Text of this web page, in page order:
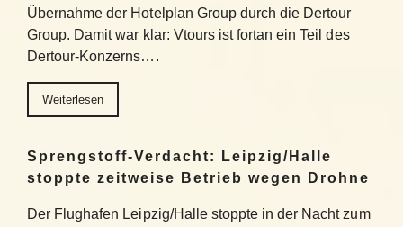
Übernahme der Hotelplan Group durch die Dertour
Group. Damit war klar: Vtours ist fortan ein Teil des
Dertour-Konzerns….
Weiterlesen
Sprengstoff-Verdacht: Leipzig/Halle
stoppte zeitweise Betrieb wegen Drohne
Der Flughafen Leipzig/Halle stoppte in der Nacht zum